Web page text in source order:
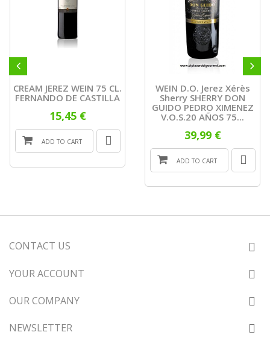
CREAM JEREZ WEIN 75 CL.
FERNANDO DE CASTILLA
15,45 €
ADD TO CART
WEIN D.O. Jerez Xérès
Sherry SHERRY DON
GUIDO PEDRO XIMENEZ
V.O.S.20 AÑOS 75...
39,99 €
ADD TO CART
CONTACT US
YOUR ACCOUNT
OUR COMPANY
NEWSLETTER